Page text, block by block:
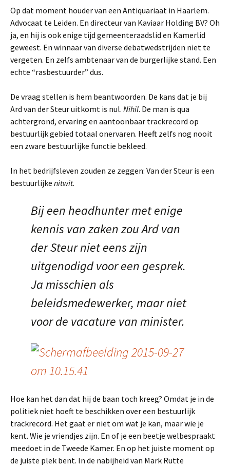
Op dat moment houder van een Antiquariaat in Haarlem.
Advocaat te Leiden. En directeur van Kaviaar Holding BV? Oh
ja, en hij is ook enige tijd gemeenteraadslid en Kamerlid
geweest. En winnaar van diverse debatwedstrijden niet te
vergeten. En zelfs ambtenaar van de burgerlijke stand. Een
echte “rasbestuurder” dus.
De vraag stellen is hem beantwoorden. De kans dat je bij
Ard van der Steur uitkomt is nul. Nihil. De man is qua
achtergrond, ervaring en aantoonbaar trackrecord op
bestuurlijk gebied totaal onervaren. Heeft zelfs nog nooit
een zware bestuurlijke functie bekleed.
In het bedrijfsleven zouden ze zeggen: Van der Steur is een
bestuurlijke nitwit.
Bij een headhunter met enige
kennis van zaken zou Ard van
der Steur niet eens zijn
uitgenodigd voor een gesprek.
Ja misschien als
beleidsmedewerker, maar niet
voor de vacature van minister.
Hoe kan het dan dat hij de baan toch kreeg? Omdat je in de
politiek niet hoeft te beschikken over een bestuurlijk
trackrecord. Het gaat er niet om wat je kan, maar wie je
kent. Wie je vriendjes zijn. En of je een beetje welbespraakt
meedoet in de Tweede Kamer. En op het juiste moment op
de juiste plek bent. In de nabijheid van Mark Rutte